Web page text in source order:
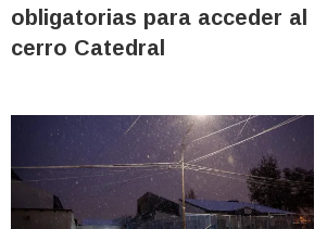
obligatorias para acceder al
cerro Catedral